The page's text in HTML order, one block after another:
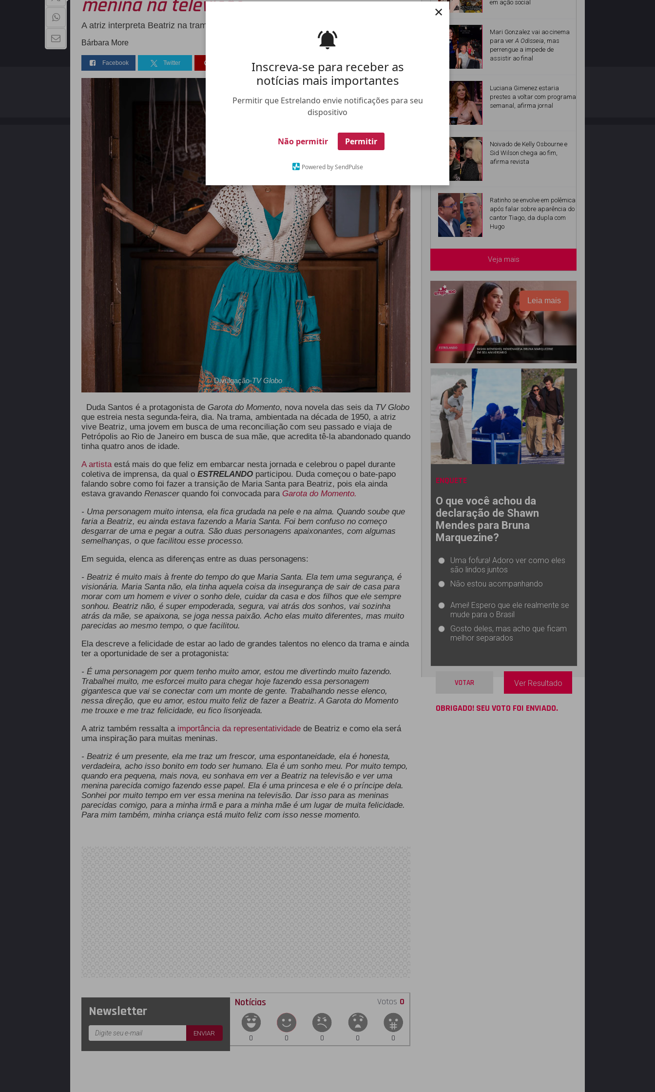
Inscreva-se para receber as
notícias mais importantes
Permitir que Estrelando envie notificações para seu
dispositivo
Não permitir Permitir
Powered by SendPulse
×
menina na televisão
A atriz interpreta Beatriz na trama das seis
Bárbara More
Facebook Twitter
Divulgação-TV Globo
Duda Santos é a protagonista de Garota do Momento, nova novela das seis da TV Globo
que estreia nesta segunda-feira, dia. Na trama, ambientada na década de 1950, a atriz
vive Beatriz, uma jovem em busca de uma reconciliação com seu passado e viaja de
Petrópolis ao Rio de Janeiro em busca de sua mãe, que acredita tê-la abandonado quando
tinha quatro anos de idade.
A artista está mais do que feliz em embarcar nesta jornada e celebrou o papel durante
coletiva de imprensa, da qual o ESTRELANDOparticipou. Duda começou o bate-papo
falando sobre como foi fazer a transição de Maria Santa para Beatriz, pois ela ainda
estava gravando Renascer quando foi convocada para Garota do Momento.
- Uma personagem muito intensa, ela fica grudada na pele e na alma. Quando soube que
faria a Beatriz, eu ainda estava fazendo a Maria Santa. Foi bem confuso no começo
desgarrar de uma e pegar a outra. São duas personagens apaixonantes, com algumas
semelhanças, o que facilitou esse processo.
Em seguida, elenca as diferenças entre as duas personagens:
- Beatriz é muito mais à frente do tempo do que Maria Santa. Ela tem uma segurança, é
visionária. Maria Santa não, ela tinha aquela coisa da insegurança de sair de casa para
morar com um homem e viver o sonho dele, cuidar da casa e dos filhos que ele sempre
sonhou. Beatriz não, é super empoderada, segura, vai atrás dos sonhos, vai sozinha
atrás da mãe, se apaixona, se joga nessa paixão. Acho elas muito diferentes, mas muito
parecidas ao mesmo tempo, o que facilitou.
Ela descreve a felicidade de estar ao lado de grandes talentos no elenco da trama e ainda
ter a oportunidade de ser a protagonista:
- É uma personagem por quem tenho muito amor, estou me divertindo muito fazendo.
Trabalhei muito, me esforcei muito para chegar hoje fazendo essa personagem
gigantesca que vai se conectar com um monte de gente. Trabalhando nesse elenco,
nessa direção, que eu amor, estou muito feliz de fazer a Beatriz. A Garota do Momento
me trouxe e me traz felicidade, eu fico lisonjeada.
A atriz também ressalta aimportância da representatividadede Beatriz e como ela será
uma inspiração para muitas meninas.
- Beatriz é um presente, ela me traz um frescor, uma espontaneidade, ela é honesta,
verdadeira, acho isso bonito em todo ser humano. Ela é um sonho meu. Por muito tempo,
quando era pequena, mais nova, eu sonhava em ver a Beatriz na televisão e ver uma
menina parecida comigo fazendo esse papel. Ela é uma princesa e ele é o príncipe dela.
Sonhei por muito tempo em ver essa menina na televisão. Dar isso para as meninas
parecidas comigo, para a minha irmã e para a minha mãe é um lugar de muita felicidade.
Para mim também, minha criança está muito feliz com isso nesse momento.
Newsletter
Notícias Votos 0
0 0 0 0 0
em ação social
Mari Gonzalez vai ao cinema
para verA Odisseia, mas
perrengue a impede de
assistir ao final
Luciana Gimenez estaria
prestes a voltar com programa
semanal, afirma jornal
Noivado de Kelly Osbourne e
Sid Wilson chega ao fim,
afirma revista
Ratinho se envolve em polêmica
após falar sobre aparência do
cantor Tiago, da dupla com
Hugo
Veja mais
Leia mais
ENQUETE
O que você achou da
declaração de Shawn
Mendes para Bruna
Marquezine?
Uma fofura! Adoro ver como eles
são lindos juntos
Não estou acompanhando
Amei! Espero que ele realmente se
mude para o Brasil
Gosto deles, mas acho que ficam
melhor separados
VOTAR Ver Resultado
OBRIGADO! SEU VOTO FOI ENVIADO.
QUEM SOMOS FALE CONOSCO ANUNCIE NO ESTRELANDO TRABALHE NO ESTRELANDO
Copyright - 2026 | Todos os direitos reservados Desenvolvido por